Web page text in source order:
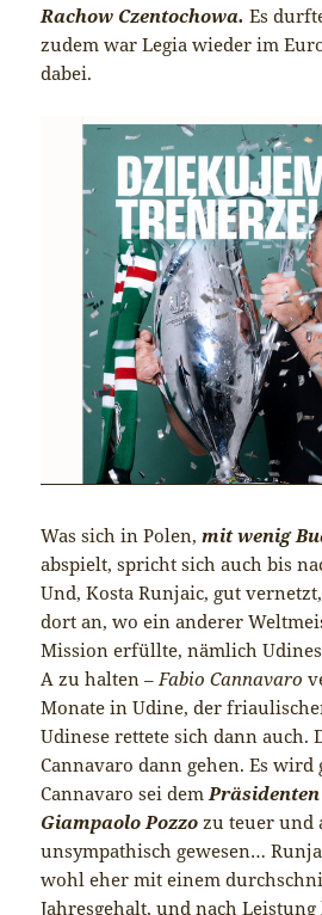
Rachow Czentochowa. Es
zudem war Legia wieder im
dabei.
Was sich in Polen, mit wenig
abspielt, spricht sich auch bis
Und, Kosta Runjaic, gut
dort an, wo ein anderer
Mission erfüllte, nämlich
A zu halten –Fabio Cannavaro
Monate in Udine, der
Udinese rettete sich dann auch.
Cannavaro dann gehen. Es wird
Cannavaro sei dem
Giampaolo Pozzo zu teuer und
unsympathisch gewesen…
wohl eher mit einem
Jahresgehalt, und nach